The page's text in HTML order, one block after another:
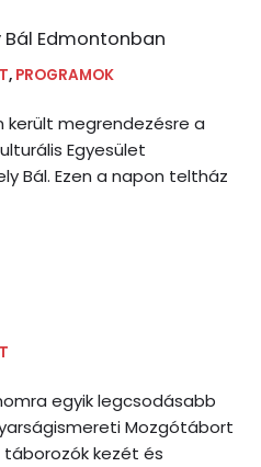
Edmontonban
, PROGRAMOK
került megrendezésre a
Egyesület
Bál. Ezen a napon teltház
egyik legcsodásabb
Mozgótábort
kezét és